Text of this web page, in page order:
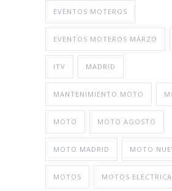
EVENTOS MOTEROS
EVENTOS MOTEROS MARZO
ITV MADRID
MANTENIMIENTO MOTO
MOTO MOTO AGOSTO
MOTO MADRID MOTO
MOTOS MOTOS